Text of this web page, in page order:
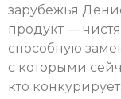
зарубежья
продукт —
способную
с которыми
кто конкурирует.